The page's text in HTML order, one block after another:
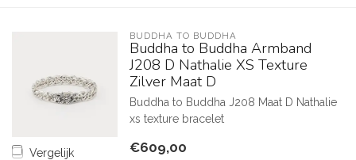
Vergelijk
BUDDHA TO BUDDHA
Buddha to Buddha Armband
J208 D Nathalie XS Texture
Zilver Maat D
Buddha to Buddha J208 Maat D Nathalie
xs texture bracelet
€609,00